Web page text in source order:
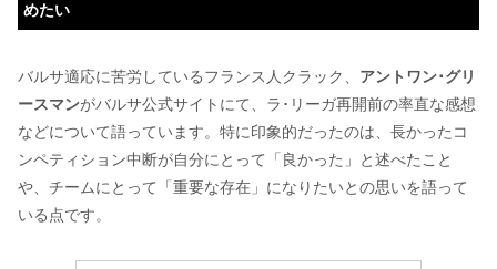
めたい
バルサ適応に苦労しているフランス人クラック、 アントワン･グリ
ースマンがバルサ公式サイトにて、ラ･リーガ再開前の率直な感想
などについて語っています。特に印象的だったのは、長かったコ
ンペティション中断が自分にとって「良かった」と述べたこと
や、チームにとって「重要な存在」になりたいとの思いを語って
いる点です。